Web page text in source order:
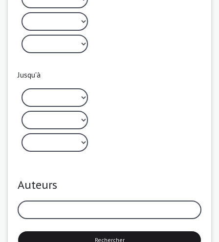
Jusqu'à
Auteurs
Rechercher